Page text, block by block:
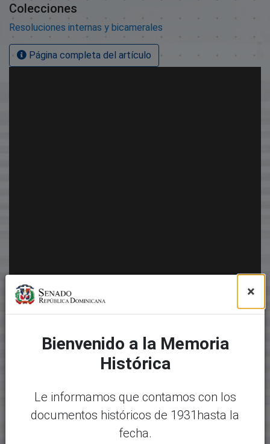
Colecciones
Resoluciones internas y bicamerales
Página completa del artículo
×
Bienvenido a la Memoria
Histórica
Le informamos que contamos con los
documentos históricos de 1931hasta la
fecha.